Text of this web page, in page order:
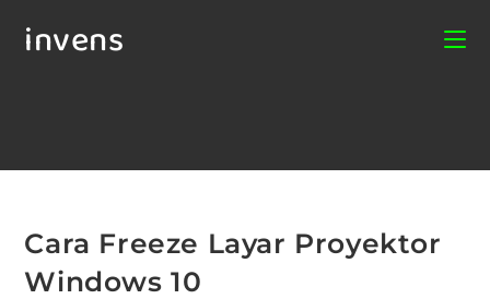
invens
Cara Freeze Layar Proyektor
Windows 10